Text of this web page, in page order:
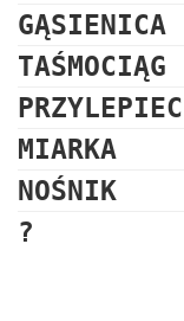
GĄSIENICA
TAŚMOCIĄG
PRZYLEPIEC
MIARKA
NOŚNIK
?